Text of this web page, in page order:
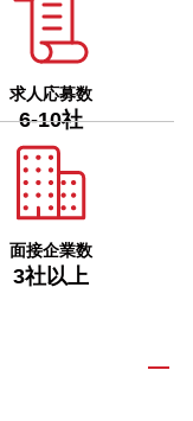
求人応募数
6-10社
面接企業数
3社以上